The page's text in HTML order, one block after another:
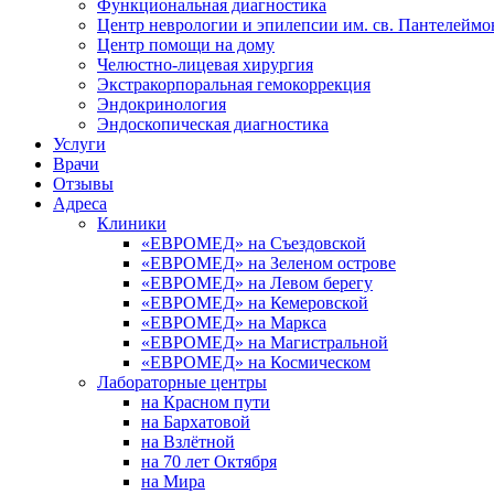
Функциональная диагностика
Центр неврологии и эпилепсии им. св.
Центр помощи на дому
Челюстно-лицевая хирургия
Экстракорпоральная гемокоррекция
Эндокринология
Эндоскопическая диагностика
Услуги
Врачи
Отзывы
Адреса
Клиники
«ЕВРОМЕД» на Съездовской
«ЕВРОМЕД» на Зеленом острове
«ЕВРОМЕД» на Левом берегу
«ЕВРОМЕД» на Кемеровской
«ЕВРОМЕД» на Маркса
«ЕВРОМЕД» на Магистральной
«ЕВРОМЕД» на Космическом
Лабораторные центры
на Красном пути
на Бархатовой
на Взлётной
на 70 лет Октября
на Мира